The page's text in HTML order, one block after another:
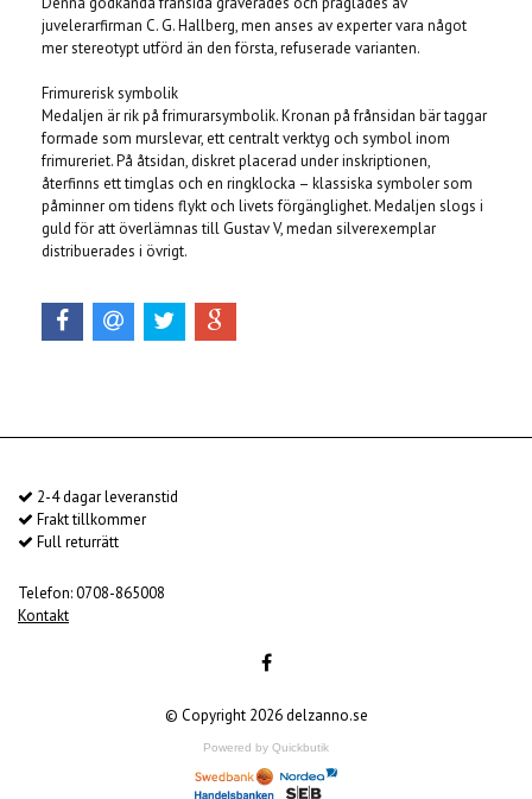
juvelerarfirman C. G. Hallberg, men anses av experter vara något
mer stereotypt utförd än den första, refuserade varianten.
Frimurerisk symbolik
Medaljen är rik på frimurarsymbolik. Kronan på frånsidan bär taggar
formade som murslevar, ett centralt verktyg och symbol inom
frimureriet. På åtsidan, diskret placerad under inskriptionen,
återfinns ett timglas och en ringklocka – klassiska symboler som
påminner om tidens flykt och livets förgänglighet. Medaljen slogs i
guld för att överlämnas till Gustav V, medan silverexemplar
distribuerades i övrigt.
2-4 dagar leveranstid
Frakt tillkommer
Full returrätt
Telefon: 0708-865008
Kontakt
© Copyright 2026 delzanno.se
Powered by Quickbutik